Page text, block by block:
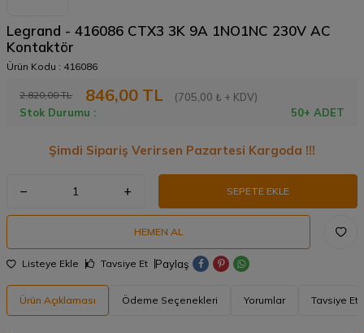
Legrand - 416086 CTX3 3K 9A 1NO1NC 230V AC
Kontaktör
Ürün Kodu : 416086
2.820,00TL 846,00 TL
(705,00 ₺ + KDV)
Stok Durumu :
50+ ADET
Şimdi Sipariş Verirsen Pazartesi Kargoda !!!
SEPETE EKLE
HEMEN AL
Listeye Ekle Tavsiye Et Paylaş
Ürün Açıklaması Ödeme Seçenekleri Yorumlar Tavsiye Et